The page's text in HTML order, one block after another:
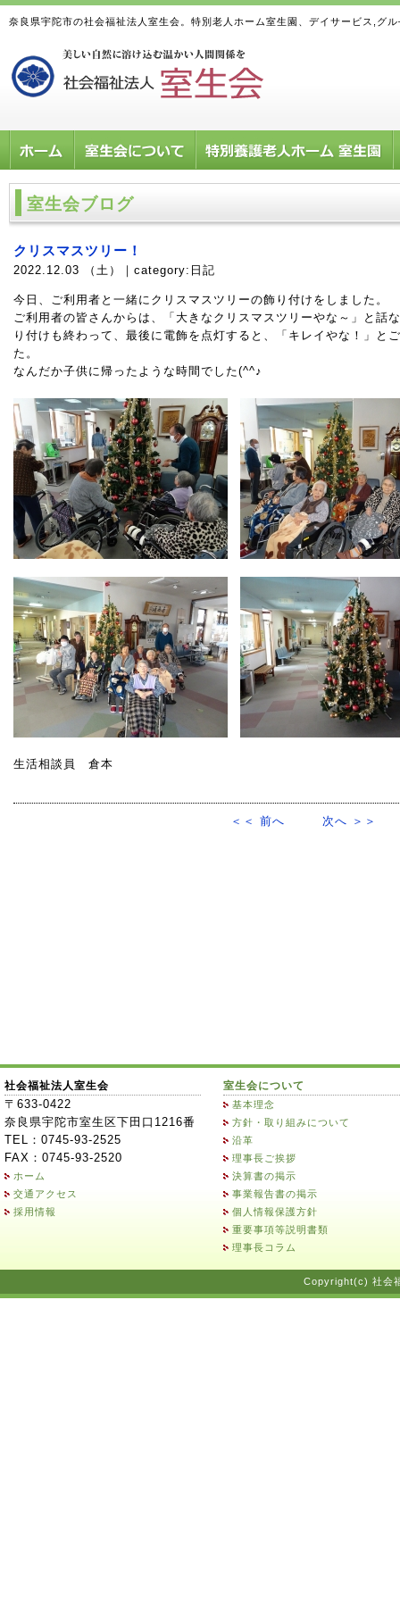
奈良県宇陀市の社会福祉法人室生会。特別老人ホーム室生園、デイサービス,グ
室生会ブログ
クリスマスツリー！
2022.12.03 （土）｜category: 日記
今日、ご利用者と一緒にクリスマスツリーの飾り付けをしました。
ご利用者の皆さんからは、「大きなクリスマスツリーやな～」と話
り付けも終わって、最後に電飾を点灯すると、「キレイやな！」と
た。
なんだか子供に帰ったような時間でした(^^♪
生活相談員 倉本
＜＜ 前へ 次へ ＞＞
社会福祉法人室生会
〒633-0422
奈良県宇陀市室生区下田口1216番
TEL：0745-93-2525
FAX：0745-93-2520
ホーム
交通アクセス
採用情報
室生会について
基本理念
方針・取り組みについて
沿革
理事長ご挨拶
決算書の掲示
事業報告書の掲示
個人情報保護方針
重要事項等説明書類
理事長コラム
Copyright(c) 社会